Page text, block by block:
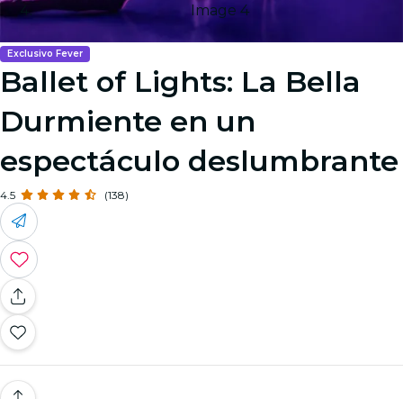
Image 4
Exclusivo Fever
Ballet of Lights: La Bella
Durmiente en un
espectáculo deslumbrante
4.5 (138)